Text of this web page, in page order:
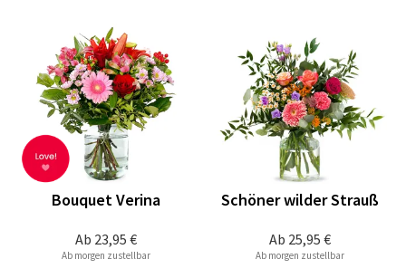
Ab 23,95 €
Bouquet Verina
Ab morgen zustellbar
Ab 25,95 €
Schöner wilder Strauß
Ab morgen zustellbar